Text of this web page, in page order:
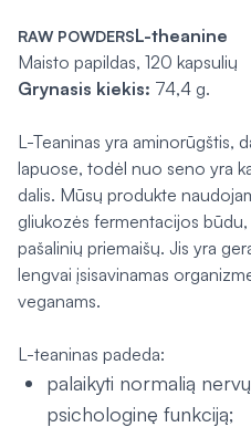
RAW POWDERSL-theanine
Maisto papildas, 120 kapsulių
Grynasis kiekis: 74,4 g.
L-Teaninas yra aminorūgštis,
lapuose, todėl nuo seno yra
dalis. Mūsų produkte
gliukozės fermentacijos
pašalinių priemaišų. Jis yra
lengvai įsisavinamas
veganams.
L-teaninas padeda:
palaikyti normalią
psichologinę funkciją;